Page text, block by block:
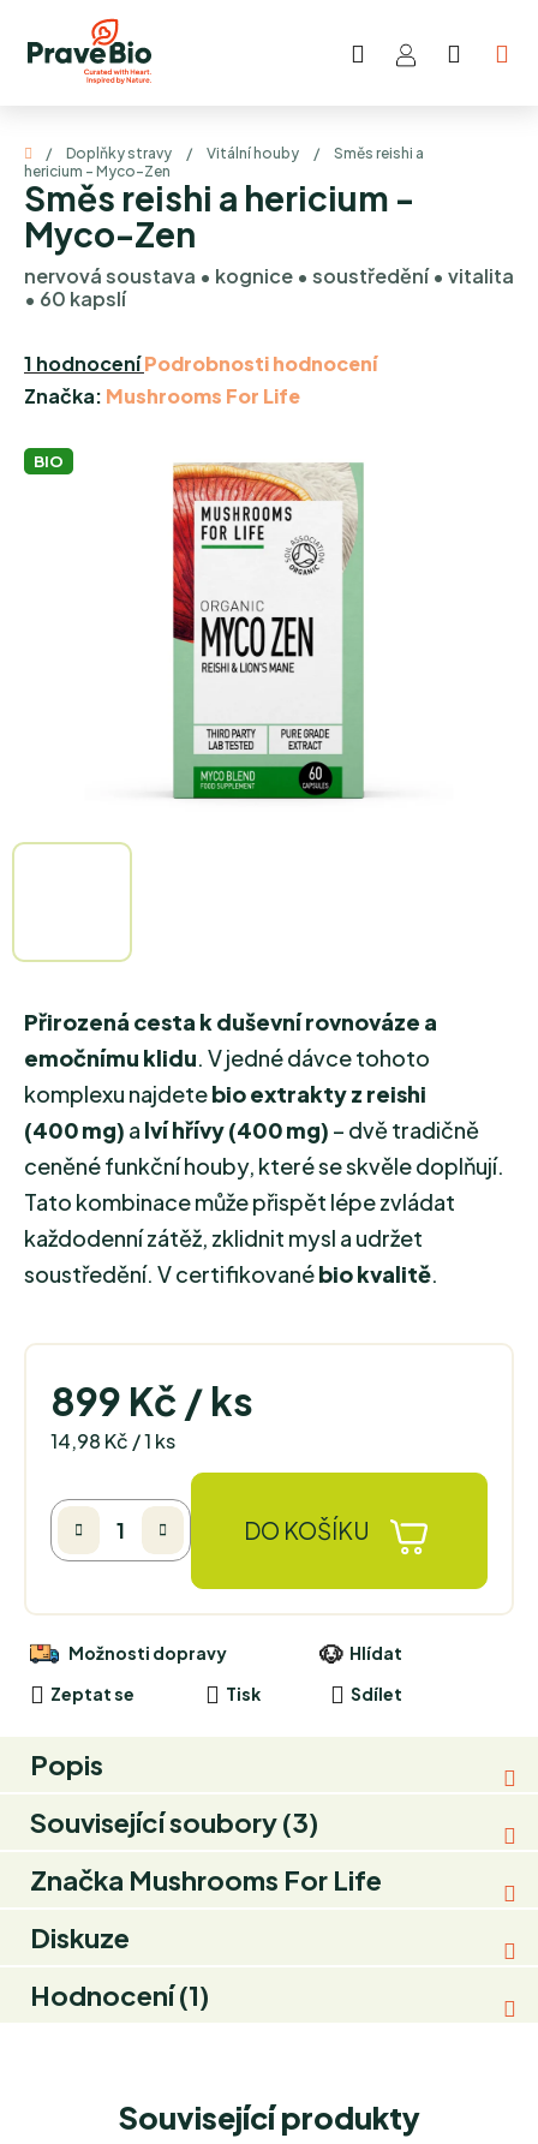
obsah
Hledat
Domů
/ Doplňky stravy / Vitální houby /
Směs reishi a
hericium - Myco-Zen
Přirozená cesta k duševní rovnováze a
emočnímu klidu . V jedné dávce tohoto
komplexu najdetebio extrakty z reishi
(400 mg) a lví hřívy(400 mg) – dvě tradičně
ceněné funkční houby, které se skvěle doplňují.
Tato kombinace může přispět lépe zvládat
každodenní zátěž, zklidnit mysl a udržet
soustředění. V certifikovanébio kvalitě
899 Kč / ks
Měrná cena:
14,98 Kč / 1 ks
DO KOŠÍKU
Tisk
Zeptat se
Hlídat
Sdílet
Možnosti dopravy
Směs reishi a hericium -
Myco-Zen
nervová soustava • kognice • soustředění • vitalita
• 60 kapslí
Průměrné
hodnocení
je
1 hodnoceníPodrobnosti hodnocení
Značka: Mushrooms For Life
BIO
Popis
Související soubory (3)
Značka Mushrooms For Life
Diskuze
Hodnocení (1)
Související produkty